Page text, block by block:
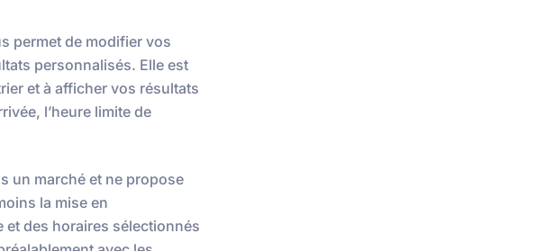
permet de modifier vos
personnalisés. Elle est
et à afficher vos résultats
l’heure limite de
un marché et ne propose
la mise en
des horaires sélectionnés